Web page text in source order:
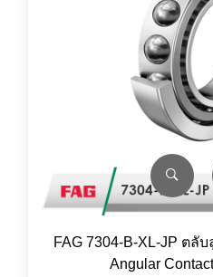
FAG 7304-B-XL-JP ตลั
Angular